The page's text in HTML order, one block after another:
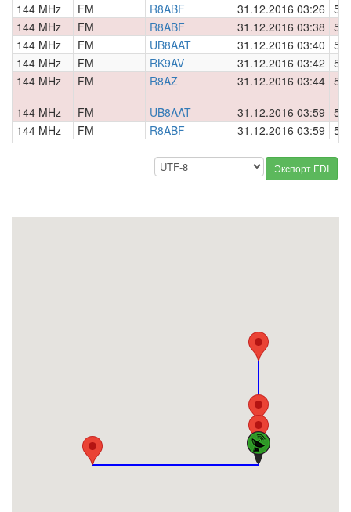
144 MHz
FM R8ABF 31.12.2016 03:26 59
144 MHz
FM R8ABF 31.12.2016 03:38 59
144 MHz
FM UB8AAT 31.12.2016 03:40 59
144 MHz
FM RK9AV 31.12.2016 03:42 59
144 MHz
FM R8AZ 31.12.2016 03:44 59
144 MHz
FM UB8AAT 31.12.2016 03:59 59
144 MHz
FM R8ABF 31.12.2016 03:59 59
Экспорт EDI